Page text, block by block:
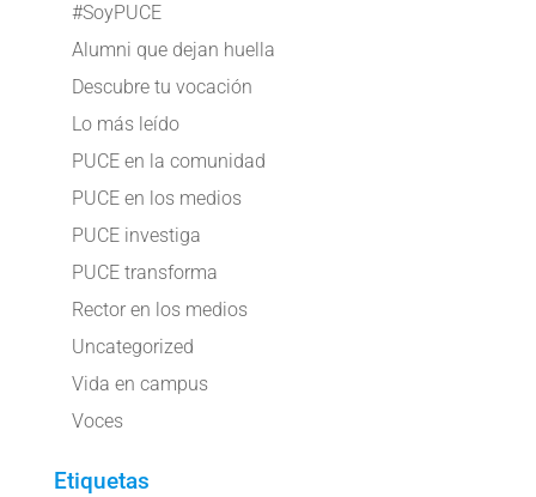
#SoyPUCE
Alumni que dejan huella
Descubre tu vocación
Lo más leído
PUCE en la comunidad
PUCE en los medios
PUCE investiga
PUCE transforma
Rector en los medios
Uncategorized
Vida en campus
Voces
Etiquetas